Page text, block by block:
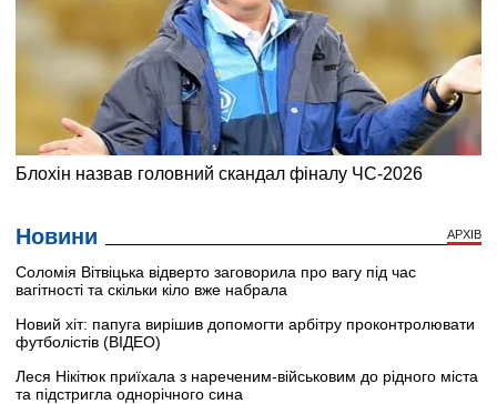
Новини АРХІВ
Соломія Вітвіцька відверто заговорила про вагу під час
вагітності та скільки кіло вже набрала
Новий хіт: папуга вирішив допомогти арбітру проконтролювати
футболістів (ВІДЕО)
Леся Нікітюк приїхала з нареченим-військовим до рідного міста
та підстригла однорічного сина